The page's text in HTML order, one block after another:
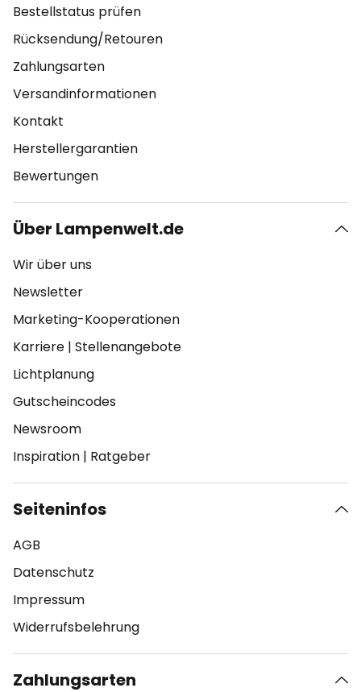
Bestellstatus prüfen
Rücksendung/Retouren
Zahlungsarten
Versandinformationen
Kontakt
Herstellergarantien
Bewertungen
Über Lampenwelt.de
Wir über uns
Newsletter
Marketing-Kooperationen
Karriere | Stellenangebote
Lichtplanung
Gutscheincodes
Newsroom
Inspiration | Ratgeber
Seiteninfos
AGB
Datenschutz
Impressum
Widerrufsbelehrung
Zahlungsarten